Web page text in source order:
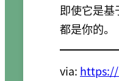
即使它是基
都是你的。
via: